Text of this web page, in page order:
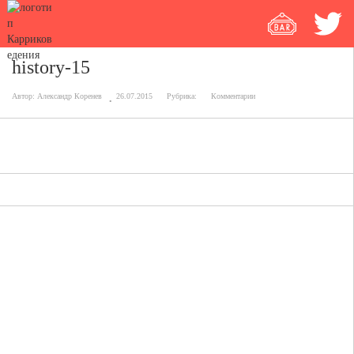
history-15
Автор: Александр Коренев 26.07.2015 Рубрика: Комментарии